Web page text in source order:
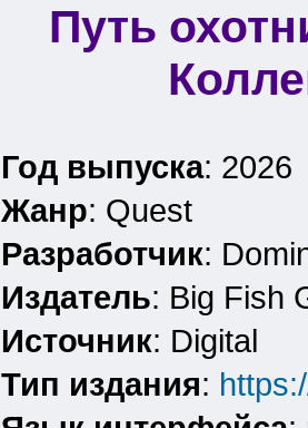
Путь
Год выпуска: 2026
Жанр: Quest
Разработчик:
Издатель: Big Fish
Источник: Digital
Тип издания: